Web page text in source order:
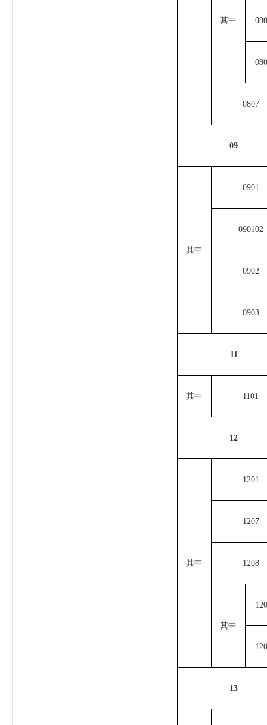
其中
0807
09
其中
0901
090102
0902
0903
11
其中 1101
12
其中
1201
1207
1208
其中
13